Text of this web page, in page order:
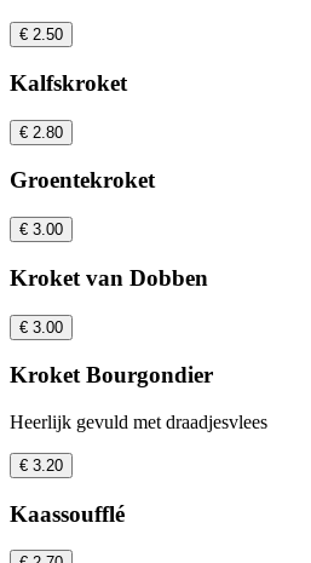
€ 2.50
Kalfskroket
€ 2.80
Groentekroket
€ 3.00
Kroket van Dobben
€ 3.00
Kroket Bourgondier
Heerlijk gevuld met draadjesvlees
€ 3.20
Kaassoufflé